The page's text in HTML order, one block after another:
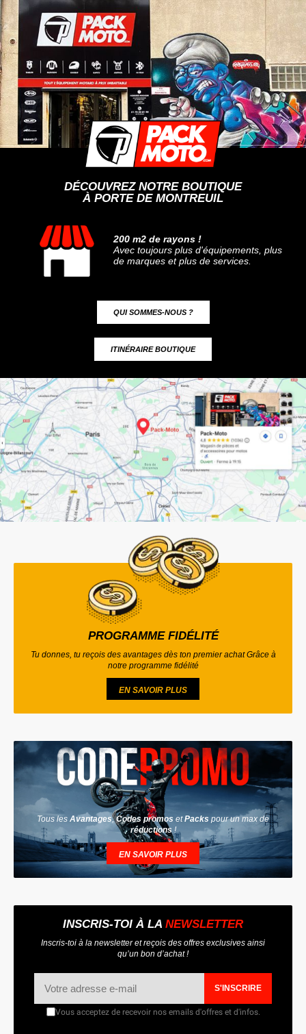
DÉCOUVREZ NOTRE BOUTIQUE
À PORTE DE MONTREUIL
200 m2 de rayons !
Avec toujours plus d'équipements, plus
de marques et plus de services.
QUI SOMMES-NOUS ?
ITINÉRAIRE BOUTIQUE
PROGRAMME FIDÉLITÉ
Tu donnes, tu reçois des avantages dès ton premier achat Grâce à
notre programme fidélité
EN SAVOIR PLUS
Tous les Avantages,Codes promos etPacks pour un max de
réductions !
EN SAVOIR PLUS
INSCRIS-TOI À LA NEWSLETTER
Inscris-toi à la newsletter et reçois des offres exclusives ainsi
qu’un bon d’achat !
S'INSCRIRE
Vous acceptez de recevoir nos emails d'offres et d'infos.